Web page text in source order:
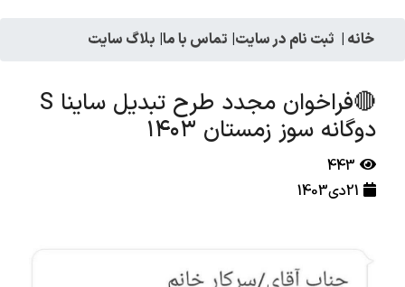
خانه | ثبت نام در سایت| تماس با ما| بلاگ سایت
🔴فراخوان مجدد طرح تبدیل ساینا S
دوگانه سوز زمستان ۱۴۰۳
443
21دی1403